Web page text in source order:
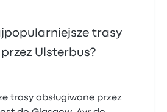
trasy
Ulsterbus?
trasy obsługiwane przez